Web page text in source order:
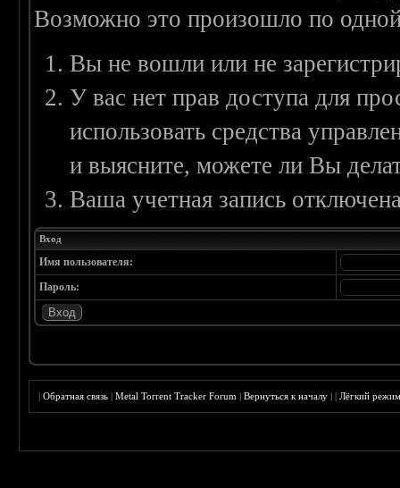
Возможно это произошло по
Вы не вошли или не
У вас нет прав доступа для
использовать средства
и выясните, можете ли Вы
Ваша учетная запись
Вход
Имя пользователя:
Пароль:
|Обратная связь |Metal Torrent Tracker Forum |Вернуться к началу ||Лёгкий